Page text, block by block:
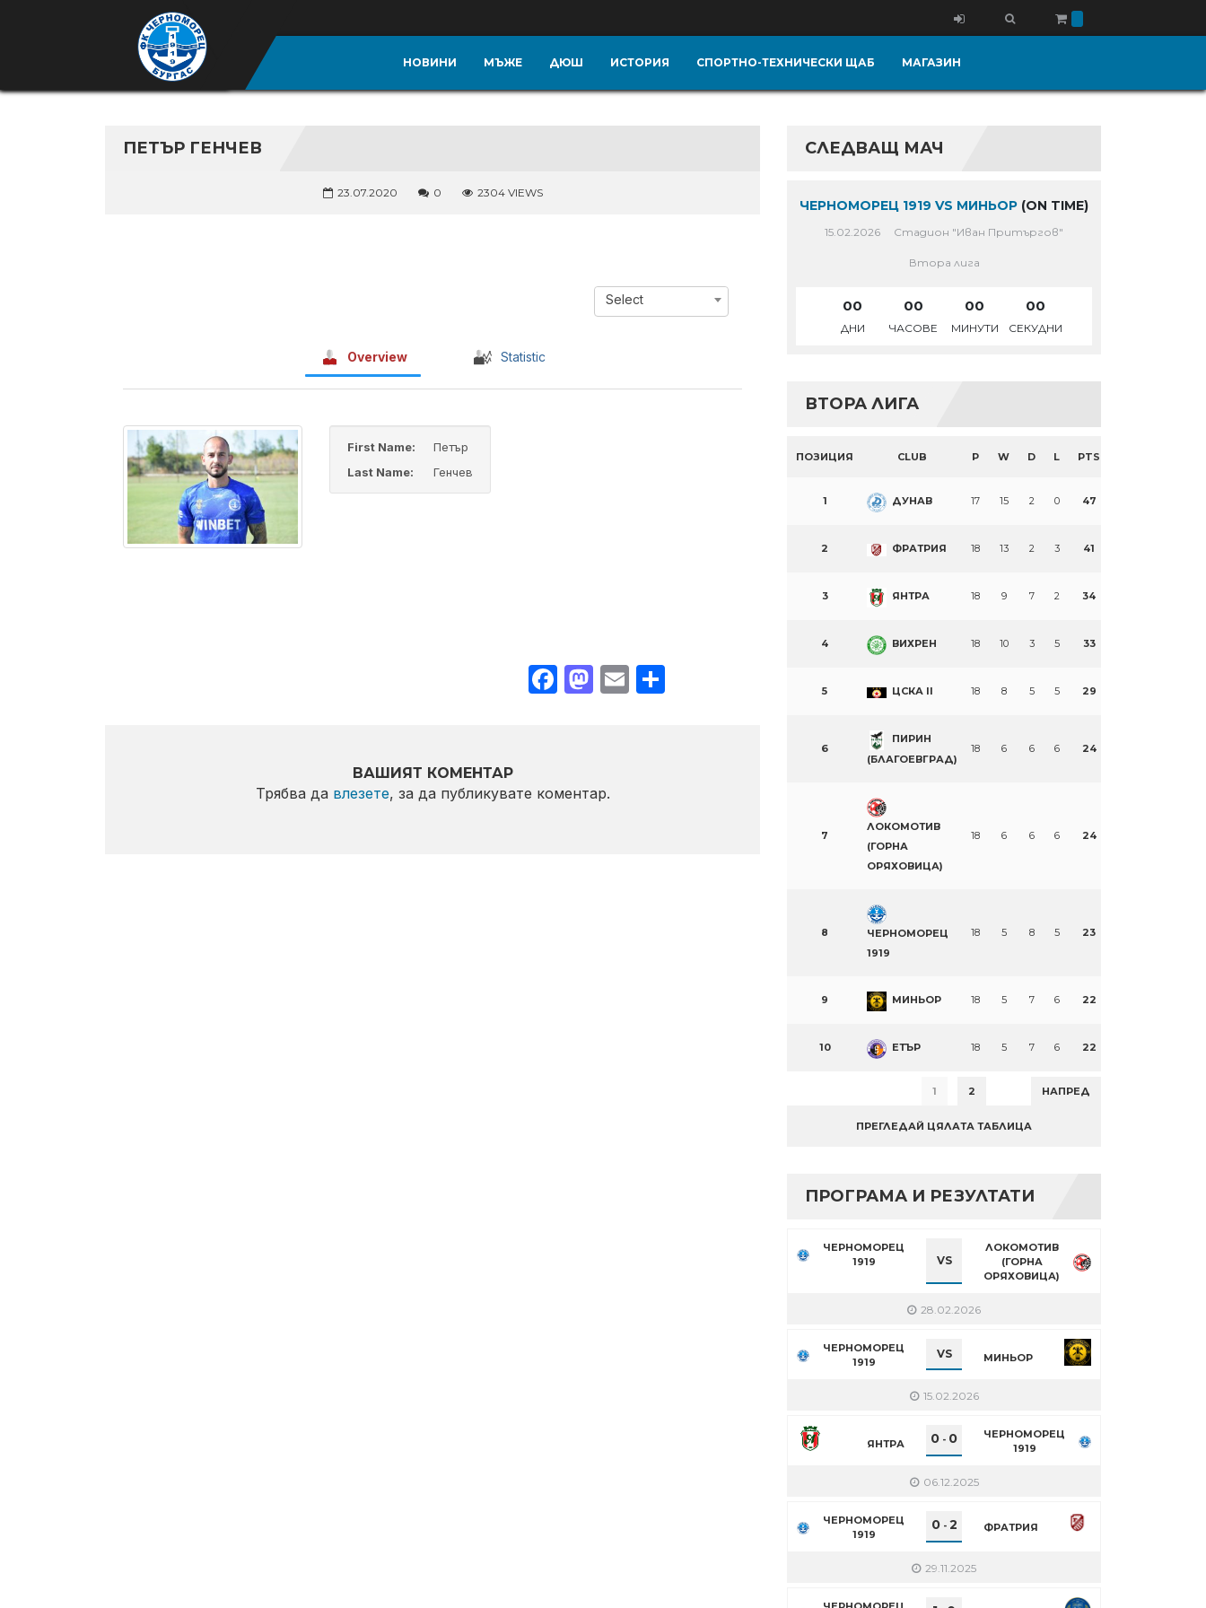
НОВИНИ МЪЖЕ ДЮШ ИСТОРИЯ СПОРТНО-ТЕХНИЧЕСКИ ЩАБ МАГАЗИН
ПЕТЪР ГЕНЧЕВ
23.07.2020 0 2304 VIEWS
Select
Overview Statistic
First Name:
Петър
Last Name:
Генчев
Facebook
Mastodon
EmailShare
ВАШИЯТ КОМЕНТАР
Трябва да влезете, за да публикувате коментар.
СЛЕДВАЩ МАЧ
ЧЕРНОМОРЕЦ 1919 VS МИНЬОР (ON TIME)
15.02.2026 Стадион "Иван Притъргов"
Втора лига
00
ДНИ
00
ЧАСОВЕ
00
МИНУТИ
00
СЕКУДНИ
ВТОРА ЛИГА
ПОЗИЦИЯ CLUB P W D L PTS
1 ДУНАВ 17 15 2 0 47
2 ФРАТРИЯ 18 13 2 3 41
3 ЯНТРА 18 9 7 2 34
4 ВИХРЕН 18 10 3 5 33
5 ЦСКА II 18 8 5 5 29
6
ПИРИН
(БЛАГОЕВГРАД)
18 6 6 6 24
7
ЛОКОМОТИВ
(ГОРНА
ОРЯХОВИЦА)
18 6 6 6 24
8
ЧЕРНОМОРЕЦ
1919
18 5 8 5 23
9 МИНЬОР 18 5 7 6 22
10 ЕТЪР 18 5 7 6 22
1 2 НАПРЕД
ПРЕГЛЕДАЙ ЦЯЛАТА ТАБЛИЦА
ПРОГРАМА И РЕЗУЛТАТИ
ЧЕРНОМОРЕЦ
1919
VS
ЛОКОМОТИВ
(ГОРНА
ОРЯХОВИЦА)
28.02.2026
ЧЕРНОМОРЕЦ
1919
VS МИНЬОР
15.02.2026
ЯНТРА 0 - 0
ЧЕРНОМОРЕЦ
1919
06.12.2025
ЧЕРНОМОРЕЦ
1919
0- 2 ФРАТРИЯ
29.11.2025